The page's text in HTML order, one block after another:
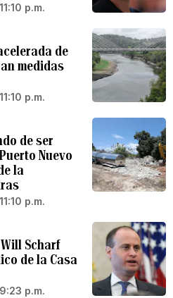
p.m.
de
medidas
p.m.
de ser
Nuevo
la
p.m.
Scharf
de la Casa
p.m.